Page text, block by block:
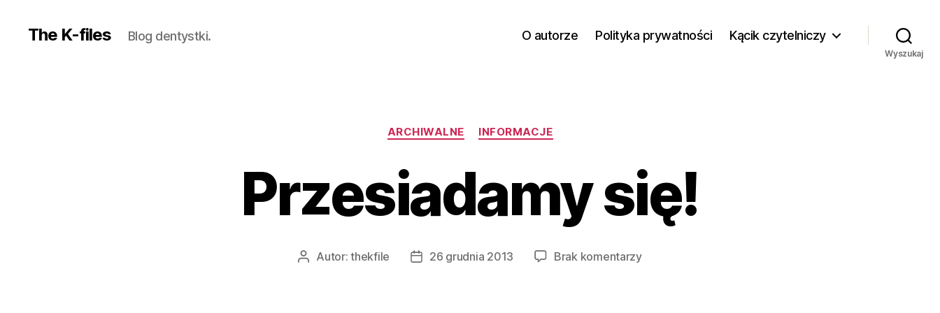
The K-files Blog dentystki. O autorze Polityka prywatności Kącik czytelniczy
Wyszukaj
Kategorie
ARCHIWALNE INFORMACJE
Przesiadamy się!
AutorAutor:thekfile
Data26 grudnia 2013 Brak komentarzydo